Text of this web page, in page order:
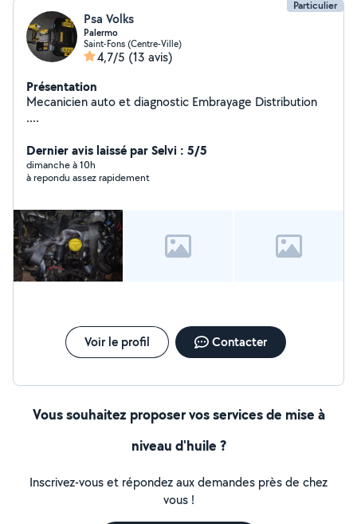
Particulier
Psa Volks
Palermo
Saint-Fons (Centre-Ville)
4,7/5 (13 avis)
Présentation
Mecanicien auto et diagnostic Embrayage Distribution
....
Dernier avis laissé par Selvi : 5/5
dimanche à 10h
à repondu assez rapidement
Voir le profil Contacter
Vous souhaitez proposer vos services de mise à
niveau d'huile ?
Inscrivez-vous et répondez aux demandes près de chez
vous !